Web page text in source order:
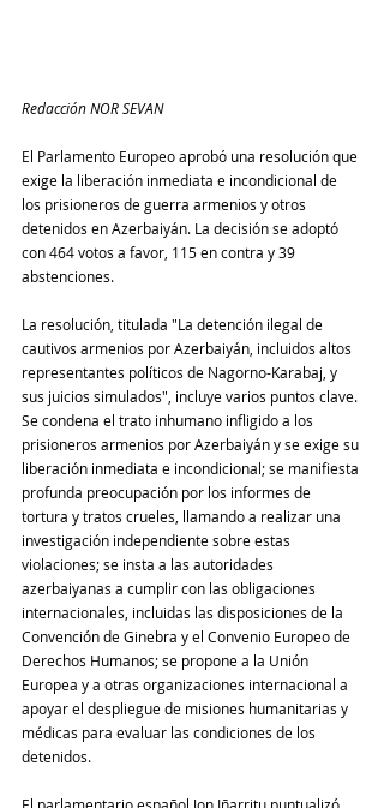
Redacción NOR SEVAN
El Parlamento Europeo aprobó una resolución que
exige la liberación inmediata e incondicional de
los prisioneros de guerra armenios y otros
detenidos en Azerbaiyán. La decisión se adoptó
con 464 votos a favor, 115 en contra y 39
abstenciones.
La resolución, titulada "La detención ilegal de
cautivos armenios por Azerbaiyán, incluidos altos
representantes políticos de Nagorno-Karabaj, y
sus juicios simulados", incluye varios puntos clave.
Se condena el trato inhumano infligido a los
prisioneros armenios por Azerbaiyán y se exige su
liberación inmediata e incondicional; se manifiesta
profunda preocupación por los informes de
tortura y tratos crueles, llamando a realizar una
investigación independiente sobre estas
violaciones; se insta a las autoridades
azerbaiyanas a cumplir con las obligaciones
internacionales, incluidas las disposiciones de la
Convención de Ginebra y el Convenio Europeo de
Derechos Humanos; se propone a la Unión
Europea y a otras organizaciones internacional a
apoyar el despliegue de misiones humanitarias y
médicas para evaluar las condiciones de los
detenidos.